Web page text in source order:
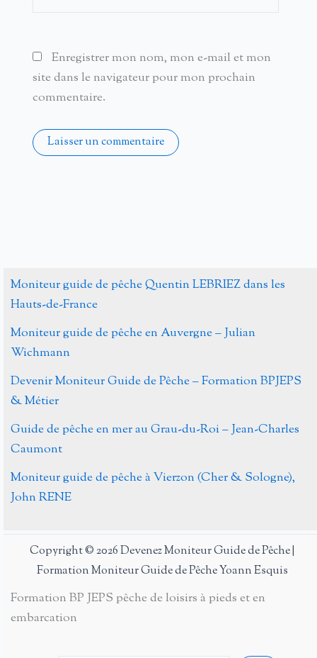
Enregistrer mon nom, mon e-mail et mon
site dans le navigateur pour mon prochain
commentaire.
Moniteur guide de pêche Quentin LEBRIEZ dans les
Hauts-de-France
Moniteur guide de pêche en Auvergne – Julian
Wichmann
Devenir Moniteur Guide de Pêche – Formation BPJEPS
& Métier
Guide de pêche en mer au Grau-du-Roi – Jean-Charles
Caumont
Moniteur guide de pêche à Vierzon (Cher & Sologne),
John RENE
Copyright © 2026 Devenez Moniteur Guide de Pêche |
Formation Moniteur Guide de Pêche Yoann Esquis
Formation BP JEPS pêche de loisirs à pieds et en
embarcation